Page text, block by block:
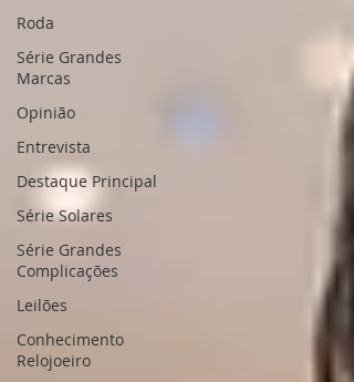
Roda
Série Grandes
Marcas
Opinião
Entrevista
Destaque Principal
Série Solares
Série Grandes
Complicações
Leilões
Conhecimento
Relojoeiro